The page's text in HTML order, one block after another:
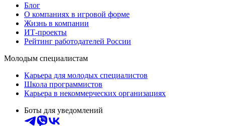
Блог
О компаниях в игровой форме
Жизнь в компании
ИТ-проекты
Рейтинг работодателей России
Молодым специалистам
Карьера для молодых специалистов
Школа программистов
Карьера в некоммерческих организациях
Боты для уведомлений